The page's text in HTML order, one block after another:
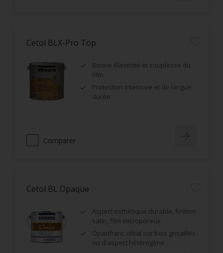
Cetol BLX-Pro Top
Bonne élasticité et souplesse du
film
Protection intensive et de longue
durée
Comparer
Cetol BL Opaque
Aspect esthétique durable, finition
satin, film microporeux
Opacifiant, idéal sur bois grisaillés
ou d'aspect hétérogène